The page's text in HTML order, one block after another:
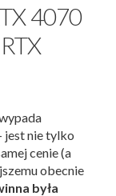
4070
jest nie tylko
cenie (a
obecnie
była